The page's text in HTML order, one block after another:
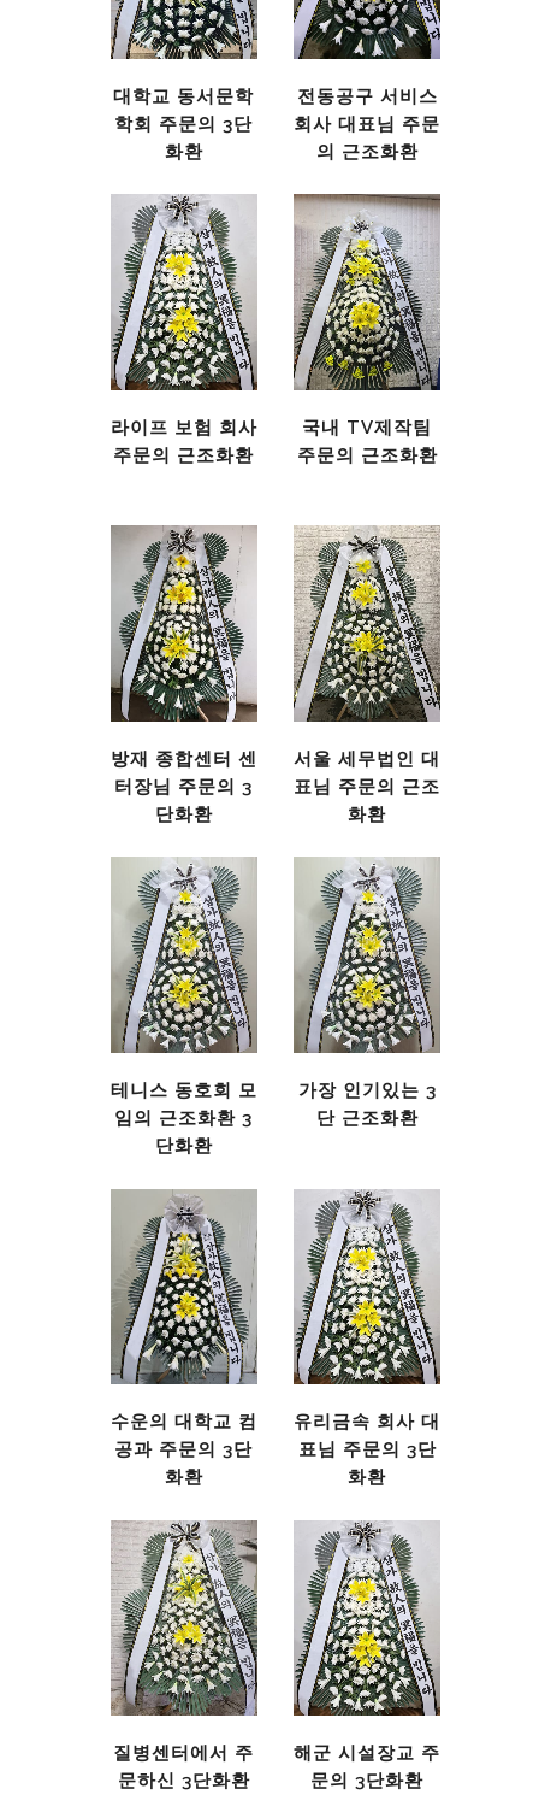
대학교 동서문학
학회 주문의 3단
화환
전동공구 서비스
회사 대표님 주문
의 근조화환
라이프 보험 회사
주문의 근조화환
국내 TV제작팀
주문의 근조화환
방재 종합센터 센
터장님 주문의 3
단화환
서울 세무법인 대
표님 주문의 근조
화환
테니스 동호회 모
임의 근조화환 3
단화환
가장 인기있는 3
단 근조화환
수운의 대학교 컴
공과 주문의 3단
화환
유리금속 회사 대
표님 주문의 3단
화환
질병센터에서 주
문하신 3단화환
해군 시설장교 주
문의 3단화환